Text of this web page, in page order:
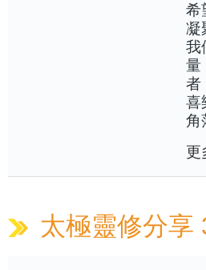
希
凝
我
量
者
喜
角
更
太極靈修分享